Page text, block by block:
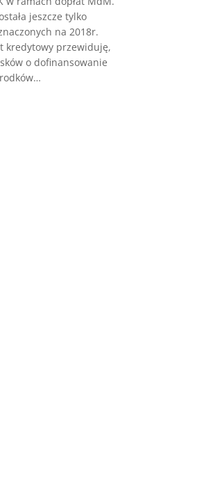
jeszcze tylko
na 2018r.
kredytowy przewiduję,
o dofinansowanie